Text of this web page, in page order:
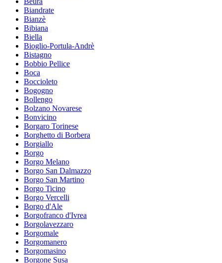
Biandrate
Bianzè
Bibiana
Biella
Bioglio-Portula-Andrè
Bistagno
Bobbio Pellice
Boca
Boccioleto
Bogogno
Bollengo
Bolzano Novarese
Bonvicino
Borgaro Torinese
Borghetto di Borbera
Borgiallo
Borgo
Borgo Melano
Borgo San Dalmazzo
Borgo San Martino
Borgo Ticino
Borgo Vercelli
Borgo d'Ale
Borgofranco d'Ivrea
Borgolavezzaro
Borgomale
Borgomanero
Borgomasino
Borgone Susa